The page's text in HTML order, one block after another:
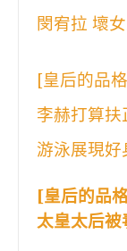
閔宥拉 壞
[皇后的品
李赫打算扶
游泳展現好
[皇后的品
太皇太后被